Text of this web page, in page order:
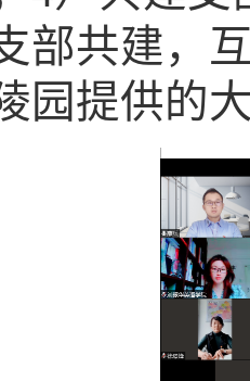
部共建，
园提供的